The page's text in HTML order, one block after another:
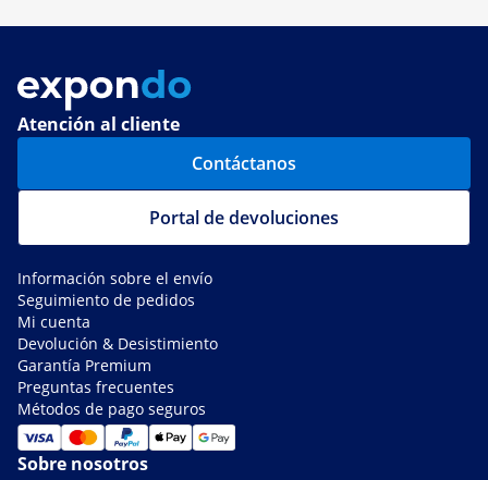
Atención al cliente
Contáctanos
Portal de devoluciones
Información sobre el envío
Seguimiento de pedidos
Mi cuenta
Devolución & Desistimiento
Garantía Premium
Preguntas frecuentes
Métodos de pago seguros
Sobre nosotros